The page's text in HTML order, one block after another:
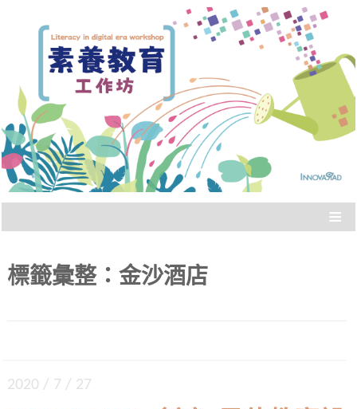
素養教育工作坊
Literacy in digital era workshop
≡
標籤彙整： 金沙酒店
2020 / 7 / 27